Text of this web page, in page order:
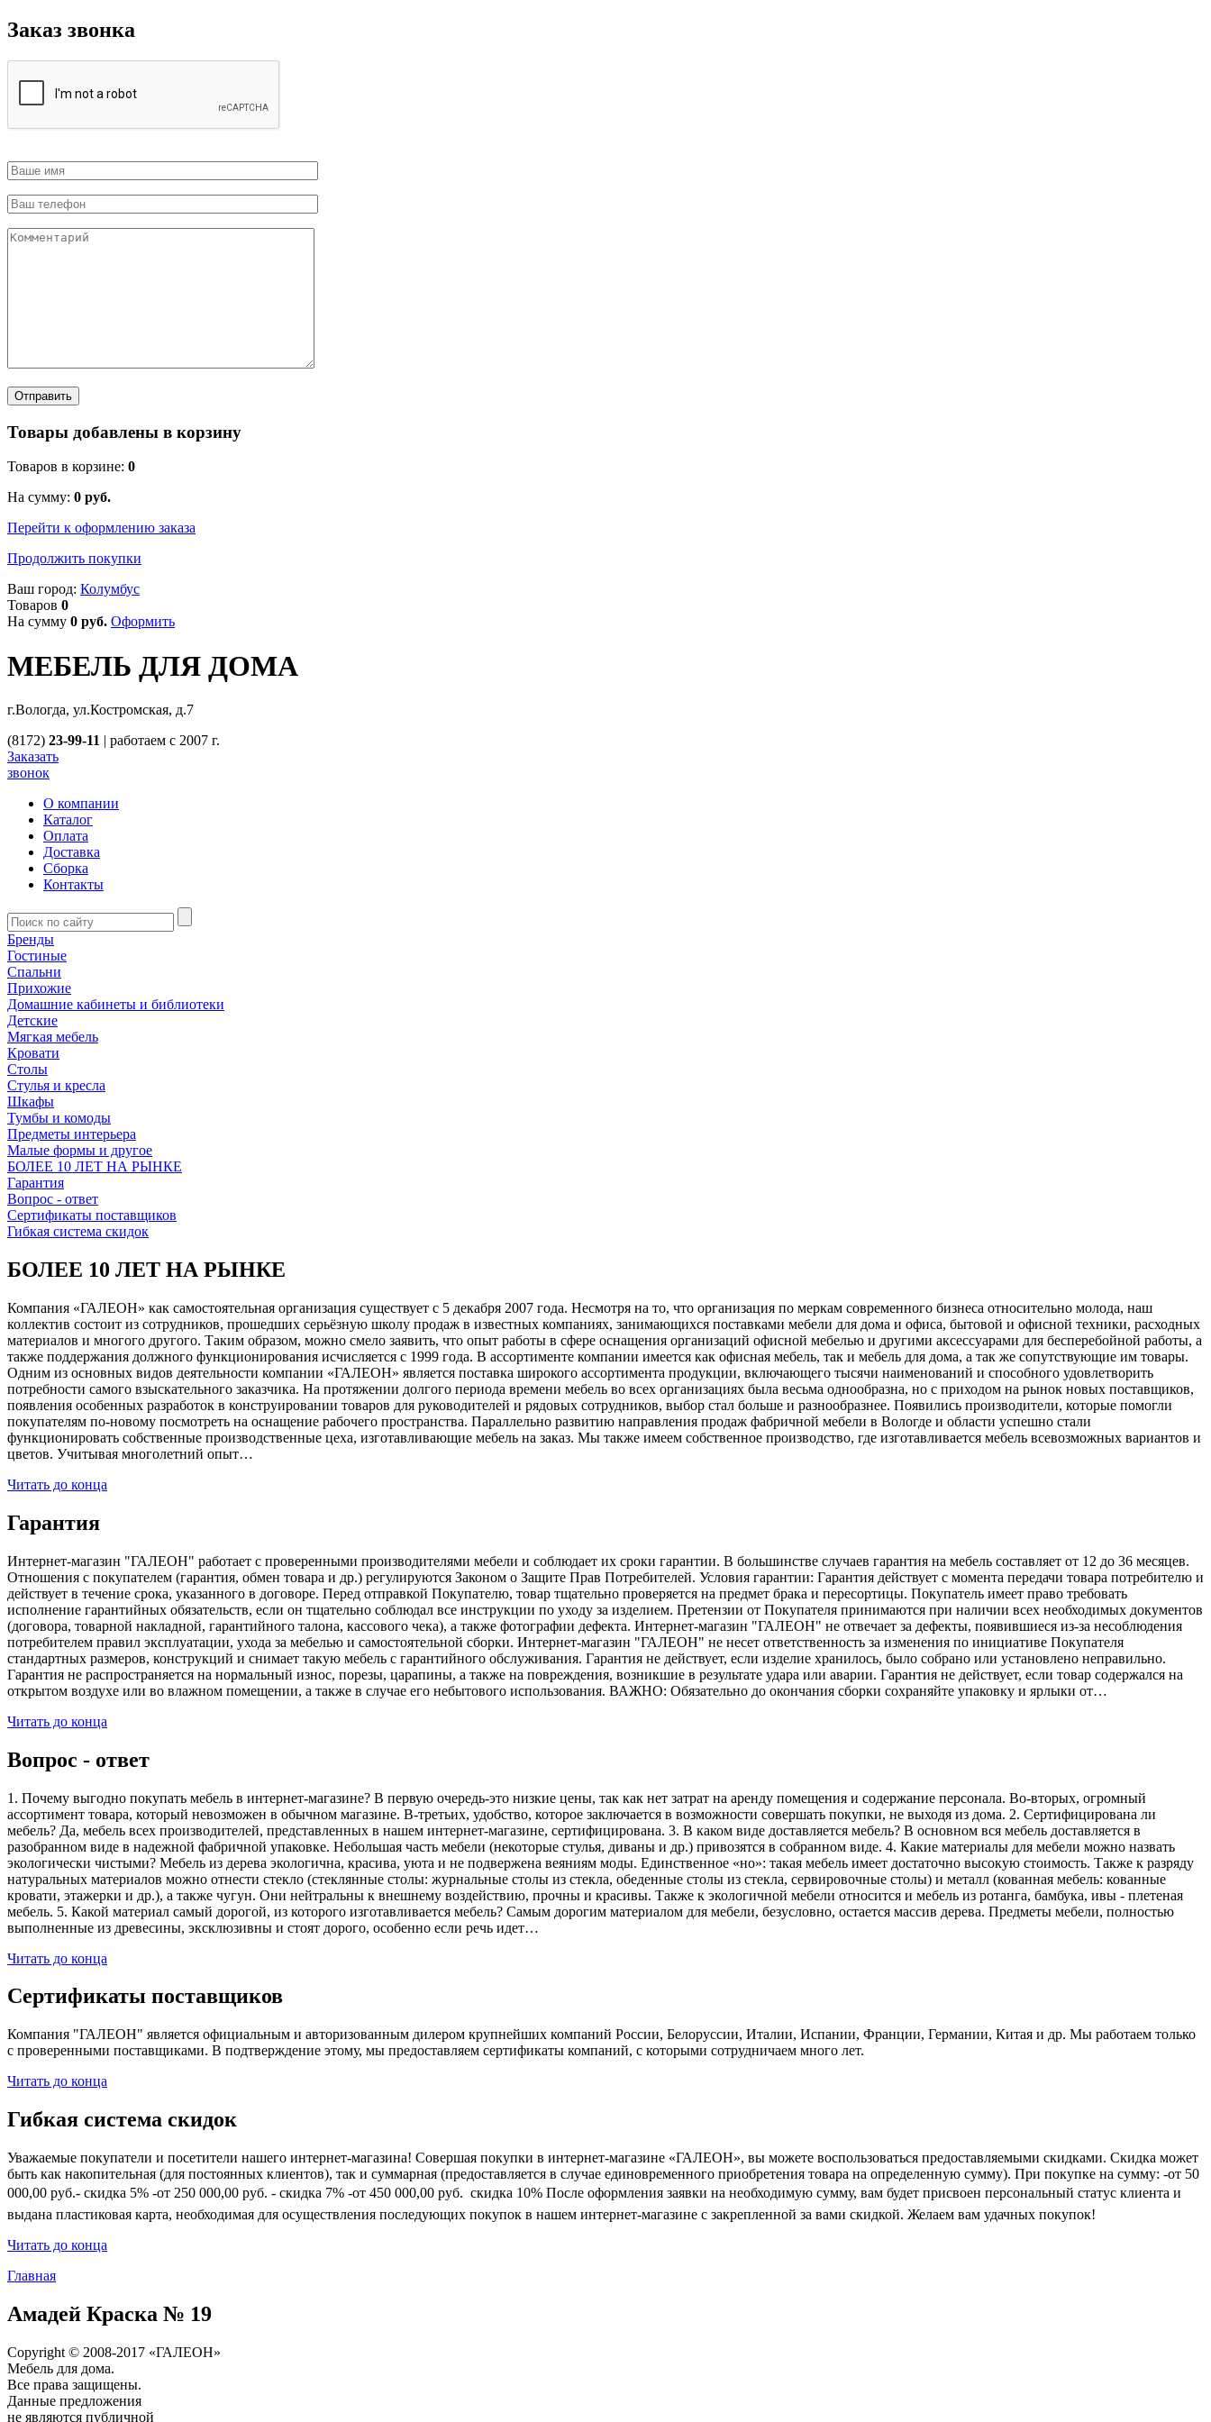
Заказ звонка
Товары добавлены в корзину
Товаров в корзине: 0
На сумму: 0 руб.
Перейти к оформлению заказа
Продолжить покупки
Ваш город: Колумбус
Товаров 0
На сумму 0 руб. Оформить
МЕБЕЛЬ ДЛЯ ДОМА
г.Вологда, ул.Костромская, д.7
(8172) 23-99-11 | работаем с 2007 г.
Заказать
звонок
О компании
Каталог
Оплата
Доставка
Сборка
Контакты
Бренды
Гостиные
Спальни
Прихожие
Домашние кабинеты и библиотеки
Детские
Мягкая мебель
Кровати
Столы
Стулья и кресла
Шкафы
Тумбы и комоды
Предметы интерьера
Малые формы и другое
БОЛЕЕ 10 ЛЕТ НА РЫНКЕ
Гарантия
Вопрос - ответ
Сертификаты поставщиков
Гибкая система скидок
БОЛЕЕ 10 ЛЕТ НА РЫНКЕ
Компания «ГАЛЕОН» как самостоятельная организация существует с 5 декабря 2007 года. Несмотря на то, что организация по меркам современного бизнеса относительно молода, наш
коллектив состоит из сотрудников, прошедших серьёзную школу продаж в известных компаниях, занимающихся поставками мебели для дома и офиса, бытовой и офисной техники, расходных
материалов и многого другого. Таким образом, можно смело заявить, что опыт работы в сфере оснащения организаций офисной мебелью и другими аксессуарами для бесперебойной работы, а
также поддержания должного функционирования исчисляется с 1999 года. В ассортименте компании имеется как офисная мебель, так и мебель для дома, а так же сопутствующие им товары.
Одним из основных видов деятельности компании «ГАЛЕОН» является поставка широкого ассортимента продукции, включающего тысячи наименований и способного удовлетворить
потребности самого взыскательного заказчика. На протяжении долгого периода времени мебель во всех организациях была весьма однообразна, но с приходом на рынок новых поставщиков,
появления особенных разработок в конструировании товаров для руководителей и рядовых сотрудников, выбор стал больше и разнообразнее. Появились производители, которые помогли
покупателям по-новому посмотреть на оснащение рабочего пространства. Параллельно развитию направления продаж фабричной мебели в Вологде и области успешно стали
функционировать собственные производственные цеха, изготавливающие мебель на заказ. Мы также имеем собственное производство, где изготавливается мебель всевозможных вариантов и
цветов. Учитывая многолетний опыт…
Читать до конца
Гарантия
Интернет-магазин "ГАЛЕОН" работает с проверенными производителями мебели и соблюдает их сроки гарантии. В большинстве случаев гарантия на мебель составляет от 12 до 36 месяцев.
Отношения с покупателем (гарантия, обмен товара и др.) регулируются Законом о Защите Прав Потребителей. Условия гарантии: Гарантия действует с момента передачи товара потребителю и
действует в течение срока, указанного в договоре. Перед отправкой Покупателю, товар тщательно проверяется на предмет брака и пересортицы. Покупатель имеет право требовать
исполнение гарантийных обязательств, если он тщательно соблюдал все инструкции по уходу за изделием. Претензии от Покупателя принимаются при наличии всех необходимых документов
(договора, товарной накладной, гарантийного талона, кассового чека), а также фотографии дефекта. Интернет-магазин "ГАЛЕОН" не отвечает за дефекты, появившиеся из-за несоблюдения
потребителем правил эксплуатации, ухода за мебелью и самостоятельной сборки. Интернет-магазин "ГАЛЕОН" не несет ответственность за изменения по инициативе Покупателя
стандартных размеров, конструкций и снимает такую мебель с гарантийного обслуживания. Гарантия не действует, если изделие хранилось, было собрано или установлено неправильно.
Гарантия не распространяется на нормальный износ, порезы, царапины, а также на повреждения, возникшие в результате удара или аварии. Гарантия не действует, если товар содержался на
открытом воздухе или во влажном помещении, а также в случае его небытового использования. ВАЖНО: Обязательно до окончания сборки сохраняйте упаковку и ярлыки от…
Читать до конца
Вопрос - ответ
1. Почему выгодно покупать мебель в интернет-магазине? В первую очередь-это низкие цены, так как нет затрат на аренду помещения и содержание персонала. Во-вторых, огромный
ассортимент товара, который невозможен в обычном магазине. В-третьих, удобство, которое заключается в возможности совершать покупки, не выходя из дома. 2. Сертифицирована ли
мебель? Да, мебель всех производителей, представленных в нашем интернет-магазине, сертифицирована. 3. В каком виде доставляется мебель? В основном вся мебель доставляется в
разобранном виде в надежной фабричной упаковке. Небольшая часть мебели (некоторые стулья, диваны и др.) привозятся в собранном виде. 4. Какие материалы для мебели можно назвать
экологически чистыми? Мебель из дерева экологична, красива, уюта и не подвержена веяниям моды. Единственное «но»: такая мебель имеет достаточно высокую стоимость. Также к разряду
натуральных материалов можно отнести стекло (стеклянные столы: журнальные столы из стекла, обеденные столы из стекла, сервировочные столы) и металл (кованная мебель: кованные
кровати, этажерки и др.), а также чугун. Они нейтральны к внешнему воздействию, прочны и красивы. Также к экологичной мебели относится и мебель из ротанга, бамбука, ивы - плетеная
мебель. 5. Какой материал самый дорогой, из которого изготавливается мебель? Самым дорогим материалом для мебели, безусловно, остается массив дерева. Предметы мебели, полностью
выполненные из древесины, эксклюзивны и стоят дорого, особенно если речь идет…
Читать до конца
Сертификаты поставщиков
Компания "ГАЛЕОН" является официальным и авторизованным дилером крупнейших компаний России, Белоруссии, Италии, Испании, Франции, Германии, Китая и др. Мы работаем только
с проверенными поставщиками. В подтверждение этому, мы предоставляем сертификаты компаний, с которыми сотрудничаем много лет.
Читать до конца
Гибкая система скидок
Уважаемые покупатели и посетители нашего интернет-магазина! Совершая покупки в интернет-магазине «ГАЛЕОН», вы можете воспользоваться предоставляемыми скидками. Скидка может
быть как накопительная (для постоянных клиентов), так и суммарная (предоставляется в случае единовременного приобретения товара на определенную сумму). При покупке на сумму: -от 50
000,00 руб.- скидка 5% -от 250 000,00 руб. - скидка 7% -от 450 000,00 руб.  скидка 10% После оформления заявки на необходимую сумму, вам будет присвоен персональный статус клиента и
выдана пластиковая карта, необходимая для осуществления последующих покупок в нашем интернет-магазине с закрепленной за вами скидкой. Желаем вам удачных покупок!
Читать до конца
Главная
Амадей Краска № 19
Copyright © 2008-2017 «ГАЛЕОН»
Мебель для дома.
Все права защищены.
Данные предложения
не являются публичной